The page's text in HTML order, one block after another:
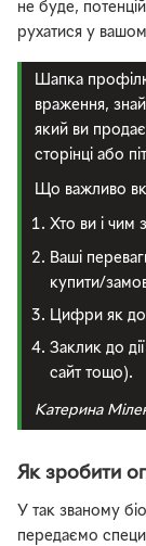
не буде,
рухатися у
Шапка
враження,
який ви
сторінці або
Що важливо
Хто ви і чим
Ваші
купити/
Цифри як
Заклик до
сайт тощо).
Катерина
Як зробити
У так званому
передаємо